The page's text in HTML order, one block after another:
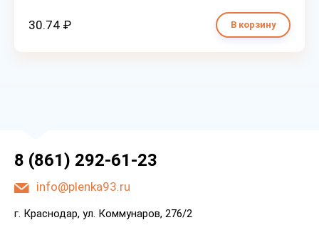
30.74 ₽ В корзину
8 (861) 292-61-23
info@plenka93.ru
г. Краснодар, ул. Коммунаров, 276/2